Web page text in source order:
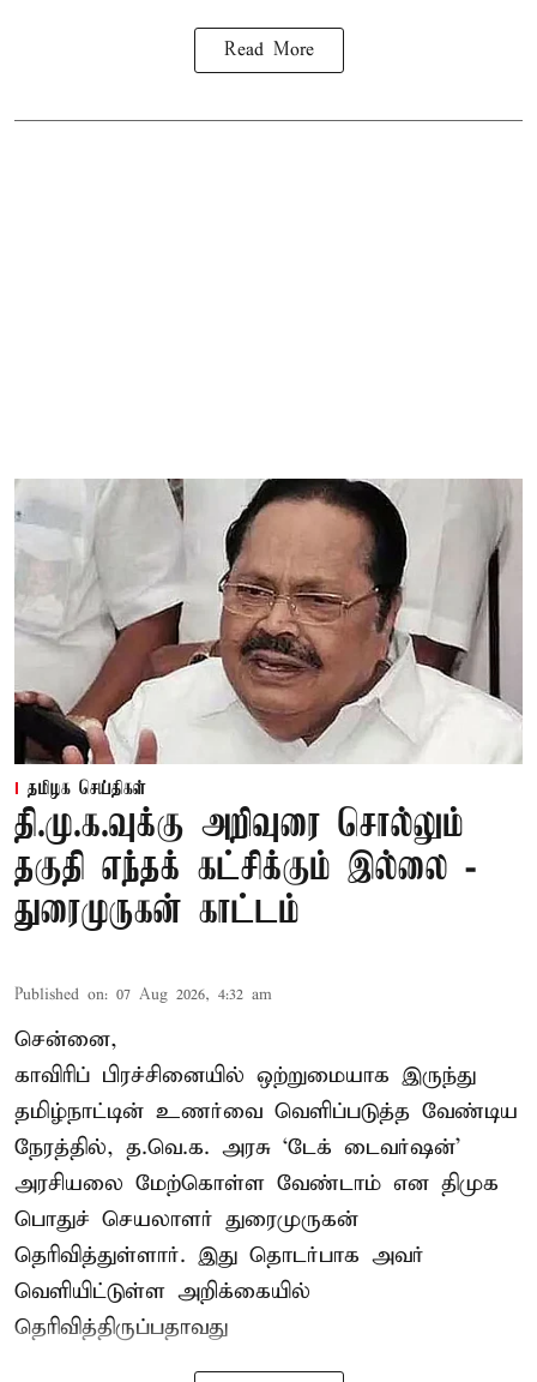
Read More
தமிழக செய்திகள்
தி.மு.க.வுக்கு அறிவுரை சொல்லும்
தகுதி எந்தக் கட்சிக்கும் இல்லை -
துரைமுருகன் காட்டம்
Published on: 07 Aug 2026, 4:32 am
சென்னை,
காவிரிப் பிரச்சினையில் ஒற்றுமையாக இருந்து
தமிழ்நாட்டின் உணர்வை வெளிப்படுத்த வேண்டிய
நேரத்தில், த.வெ.க. அரசு ‘டேக் டைவர்ஷன்’
அரசியலை மேற்கொள்ள வேண்டாம் என திமுக
பொதுச் செயலாளர் துரைமுருகன்
தெரிவித்துள்ளார். இது தொடர்பாக அவர்
வெளியிட்டுள்ள அறிக்கையில்
தெரிவித்திருப்பதாவது